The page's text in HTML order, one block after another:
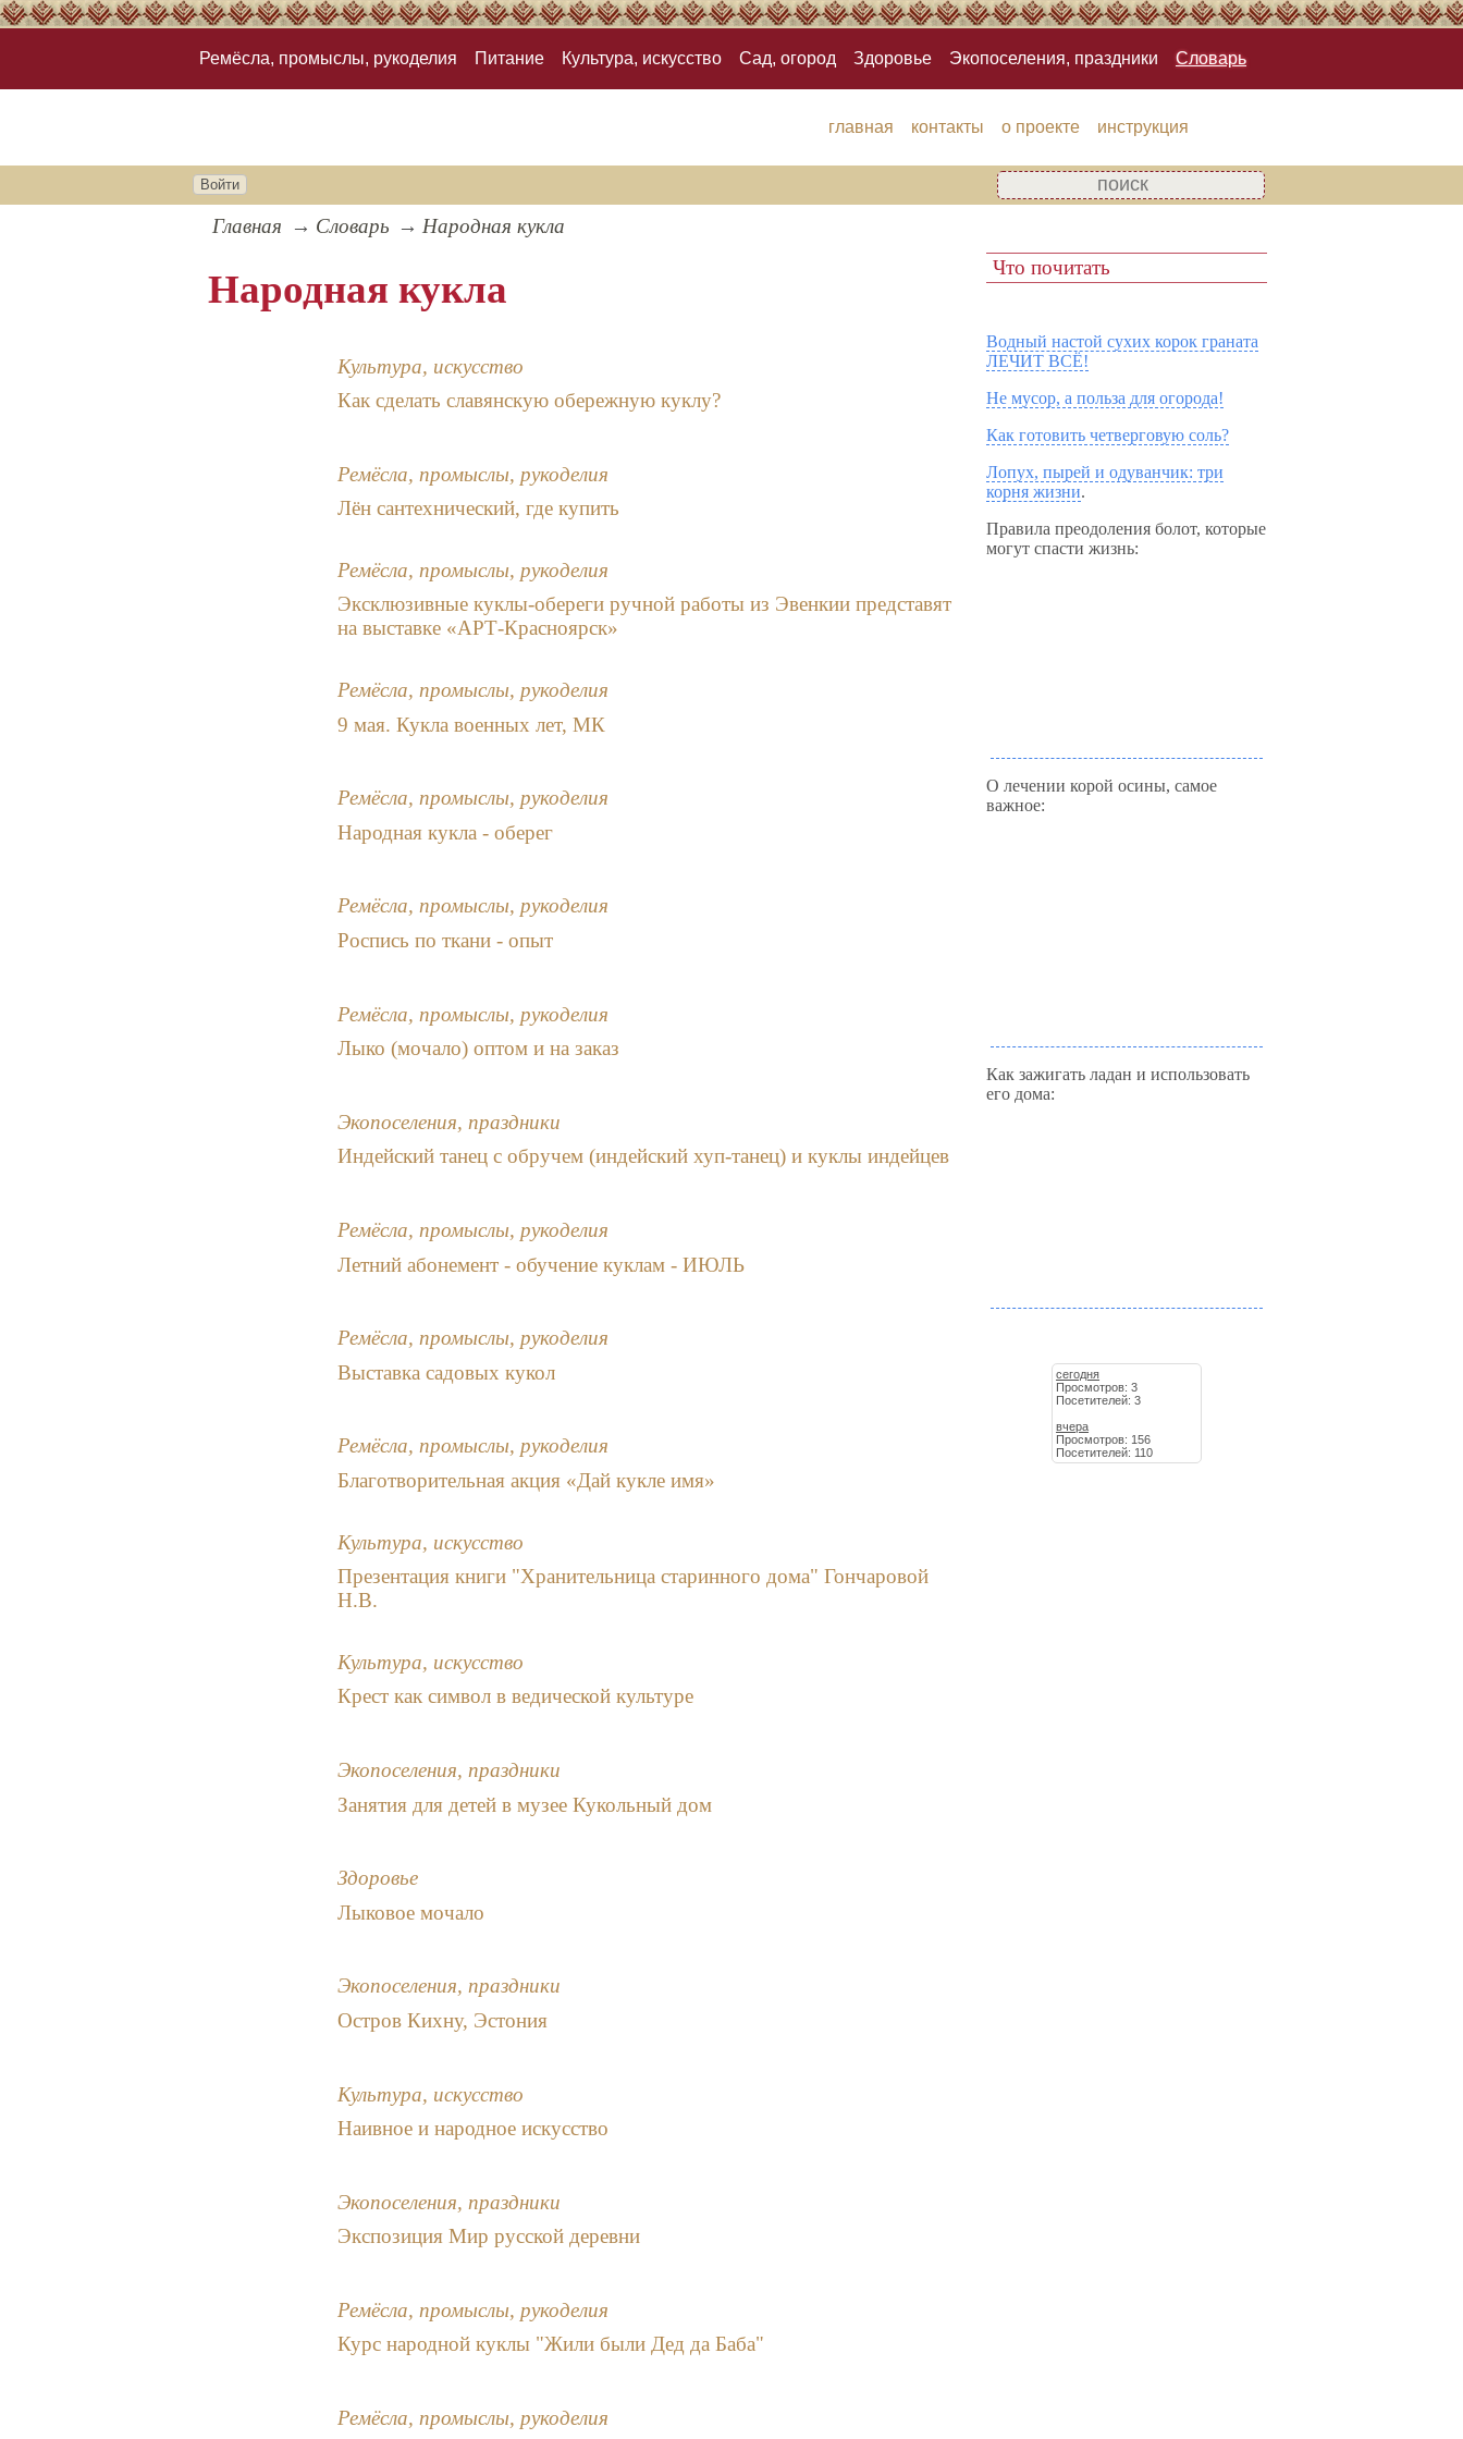
Ремёсла, промыслы, рукоделия Питание Культура, искусство Сад, огород Здоровье Экопоселения, праздники Словарь
главная контакты о проекте инструкция
Войти
Главная Словарь Народная кукла
Народная кукла
Культура, искусство
Как сделать славянскую обережную куклу?
Ремёсла, промыслы, рукоделия
Лён сантехнический, где купить
Ремёсла, промыслы, рукоделия
Эксклюзивные куклы-обереги ручной работы из Эвенкии представят
на выставке «АРТ-Красноярск»
Ремёсла, промыслы, рукоделия
9 мая. Кукла военных лет, МК
Ремёсла, промыслы, рукоделия
Народная кукла - оберег
Ремёсла, промыслы, рукоделия
Роспись по ткани - опыт
Ремёсла, промыслы, рукоделия
Лыко (мочало) оптом и на заказ
Экопоселения, праздники
Индейский танец с обручем (индейский хуп-танец) и куклы индейцев
Ремёсла, промыслы, рукоделия
Летний абонемент - обучение куклам - ИЮЛЬ
Ремёсла, промыслы, рукоделия
Выставка садовых кукол
Ремёсла, промыслы, рукоделия
Благотворительная акция «Дай кукле имя»
Культура, искусство
Презентация книги "Хранительница старинного дома" Гончаровой
Н.В.
Культура, искусство
Крест как символ в ведической культуре
Экопоселения, праздники
Занятия для детей в музее Кукольный дом
Здоровье
Лыковое мочало
Экопоселения, праздники
Остров Кихну, Эстония
Культура, искусство
Наивное и народное искусство
Экопоселения, праздники
Экспозиция Мир русской деревни
Ремёсла, промыслы, рукоделия
Курс народной куклы "Жили были Дед да Баба"
Ремёсла, промыслы, рукоделия
Что почитать
Водный настой сухих корок граната
ЛЕЧИТ ВСЁ!
Не мусор, а польза для огорода!
Как готовить четверговую соль?
Лопух, пырей и одуванчик: три
корня жизни.
Правила преодоления болот, которые
могут спасти жизнь:
О лечении корой осины, самое
важное:
Как зажигать ладан и использовать
его дома:
сегодня
Просмотров: 3
Посетителей: 3
вчера
Просмотров: 156
Посетителей: 110